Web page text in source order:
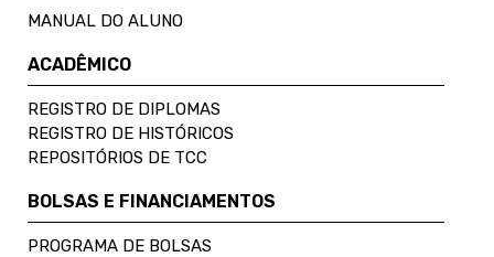
MANUAL DO ALUNO
ACADÊMICO
REGISTRO DE DIPLOMAS
REGISTRO DE HISTÓRICOS
REPOSITÓRIOS DE TCC
BOLSAS E FINANCIAMENTOS
PROGRAMA DE BOLSAS